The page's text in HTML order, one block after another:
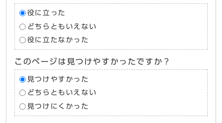
役に立った
どちらともいえない
役に立たなかった
このページは見つけやすかったですか？
見つけやすかった
どちらともいえない
見つけにくかった